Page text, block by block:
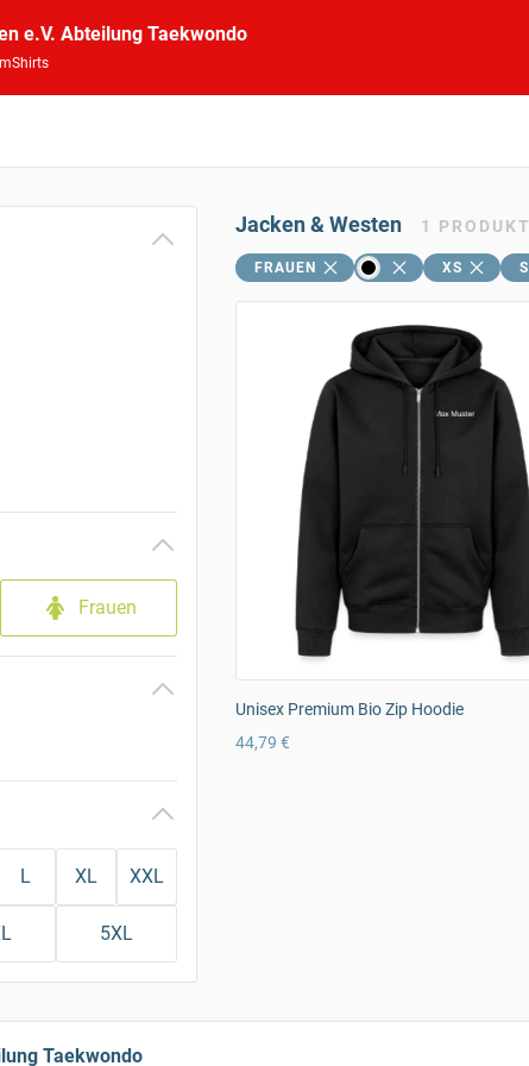
e.V. Abteilung Taekwondo
Frauen
L XL XXL
5XL
Jacken & Westen 1 PRODUKT
FRAUEN XS S
Unisex Premium Bio Zip Hoodie
44,79 €
Taekwondo